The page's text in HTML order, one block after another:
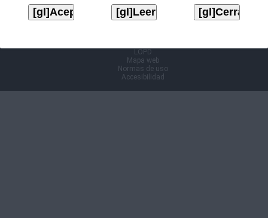
LOPD
Mapa web
Normas de uso
Accesibilidad